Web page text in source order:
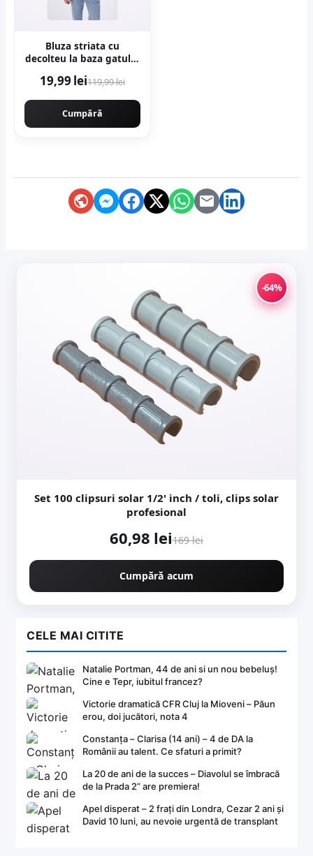
Bluza striata cu
decolteu la baza gatului
19,99 lei119,99 lei
Cumpără
-64%
Set 100 clipsuri solar 1/2' inch / toli, clips solar
profesional
60,98 lei169 lei
Cumpără acum
CELE MAI CITITE
Natalie Portman, 44 de ani si un nou bebeluș!
Cine e Tepr, iubitul francez?
Victorie dramatică CFR Cluj la Mioveni – Păun
erou, doi jucători, nota 4
Constanța – Clarisa (14 ani) – 4 de DA la
Românii au talent. Ce sfaturi a primit?
La 20 de ani de la succes – Diavolul se îmbracă
de la Prada 2” are premiera!
Apel disperat – 2 frați din Londra, Cezar 2 ani și
David 10 luni, au nevoie urgentă de transplant